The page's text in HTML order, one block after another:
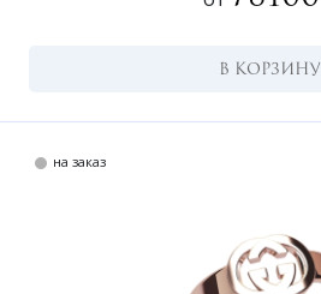
В КОРЗИНУ
на заказ